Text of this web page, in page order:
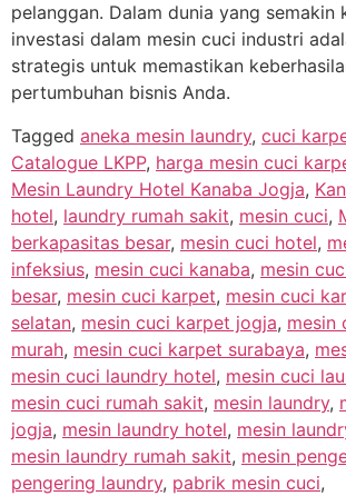
pelanggan. Dalam dunia yang semakin
investasi dalam mesin cuci industri
strategis untuk memastikan
pertumbuhan bisnis Anda.
Tagged aneka mesin laundry, cuci
Catalogue LKPP, harga mesin cuci
Mesin Laundry Hotel Kanaba Jogja,
hotel, laundry rumah sakit, mesin cuci,
berkapasitas besar, mesin cuci hotel,
infeksius, mesin cuci kanaba, mesin
besar, mesin cuci karpet, mesin cuci
selatan, mesin cuci karpet jogja, mesin
murah, mesin cuci karpet surabaya,
mesin cuci laundry hotel, mesin cuci
mesin cuci rumah sakit, mesin laundry,
jogja, mesin laundry hotel, mesin
mesin laundry rumah sakit, mesin
pengering laundry, pabrik mesin cuci,